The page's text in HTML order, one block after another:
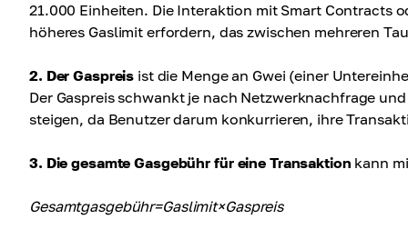
21.000 Einheiten. Die Interaktion mit Smart Contracts
höheres Gaslimit erfordern, das zwischen mehreren
2. Der Gaspreis ist die Menge an Gwei (einer
Der Gaspreis schwankt je nach Netzwerknachfrage
steigen, da Benutzer darum konkurrieren, ihre
3. Die gesamte Gasgebühr für eine Transaktion kann
Gesamtgasgebühr=Gaslimit×Gaspreis